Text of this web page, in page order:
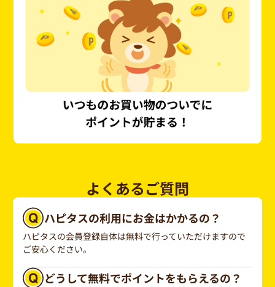
よくあるご質問
ハピタスの利用にお金はかかるの？
ハピタスの会員登録自体は無料で行っていただけますので
ご安心ください。
どうして無料でポイントをもらえるの？